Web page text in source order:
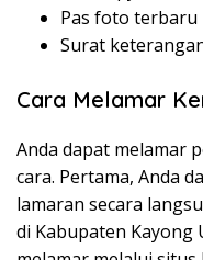
Pas foto terbaru
Surat
Cara Melamar
Anda dapat melamar
cara. Pertama, Anda
lamaran secara
di Kabupaten Kayong